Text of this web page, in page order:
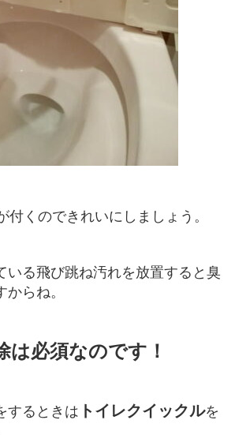
付くのできれいにしましょう。
いる飛び跳ね汚れを放置すると臭
らね。
は必須なのです！
するときは トイレクイックルを